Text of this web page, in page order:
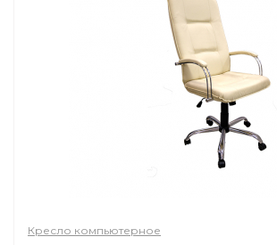
Кресло компьютерное